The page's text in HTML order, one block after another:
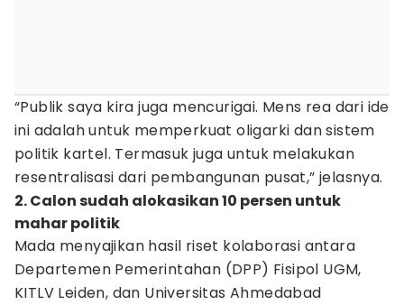
“Publik saya kira juga mencurigai. Mens rea dari ide
ini adalah untuk memperkuat oligarki dan sistem
politik kartel. Termasuk juga untuk melakukan
resentralisasi dari pembangunan pusat,” jelasnya.
2. Calon sudah alokasikan 10 persen untuk
mahar politik
Mada menyajikan hasil riset kolaborasi antara
Departemen Pemerintahan (DPP) Fisipol UGM,
KITLV Leiden, dan Universitas Ahmedabad